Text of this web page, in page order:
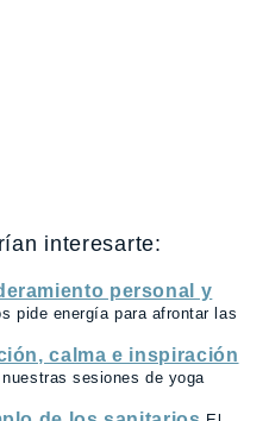
interesarte:
personal y
pide energía para afrontar las
calma e inspiración
sesiones de yoga